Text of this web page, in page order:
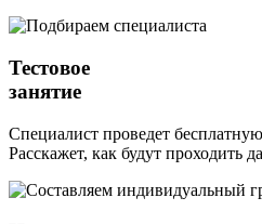
Тестовое
занятие
Специалист проведет
Расскажет, как будут проходить